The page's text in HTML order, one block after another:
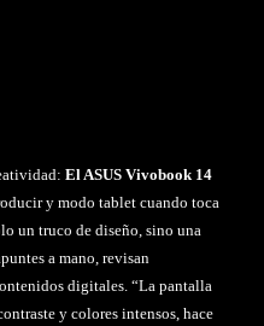
El ASUS Vivobook 14
y modo tablet cuando toca
un truco de diseño, sino una
a mano, revisan
digitales. “La pantalla
y colores intensos, hace